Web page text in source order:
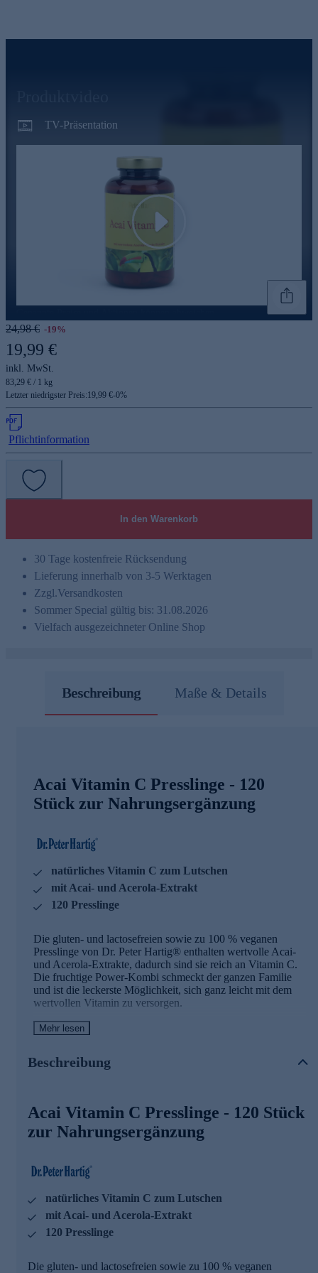
TV-Präsentation
Play
24,98 € -19%
19,99 €
inkl. MwSt.
83,29 € / 1 kg
Letzter niedrigster Preis:19,99 €-0%
Pflichtinformation
In den Warenkorb
30 Tage kostenfreie Rücksendung
Lieferung innerhalb von 3-5 Werktagen
Zzgl.Versandkosten
Sommer Special gültig bis: 31.08.2026
Vielfach ausgezeichneter Online Shop
Beschreibung Maße & Details
Acai Vitamin C Presslinge - 120
Stück zur Nahrungsergänzung
natürliches Vitamin C zum Lutschen
mit Acai- und Acerola-Extrakt
120 Presslinge
Die gluten- und lactosefreien sowie zu 100 % veganen
Presslinge von Dr. Peter Hartig® enthalten wertvolle Acai-
und Acerola-Extrakte, dadurch sind sie reich an Vitamin C.
Die fruchtige Power-Kombi schmeckt der ganzen Familie
und ist die leckerste Möglichkeit, sich ganz leicht mit dem
wertvollen Vitamin zu versorgen.
Nur ein Pressling pro Tag reicht für den Dauerverzehr.
reichen also für bis zu vier Monate.
ausgezeichnet mit allen weiteren Dr. Peter Hartig®
Produkten kombinieren, insbesondere mit
„Schwarzkümmelöl“, „Spirulina Zink“, „Ingwer Spezial“
Vitamin C trägt zu einer normalen Funktion des
Immunsystems bei
Vitamin C trägt dazu bei, die Zellen vor oxidativem
Vitamin C trägt zur Verringerung von Müdigkeit und
Mehr lesen
Beschreibung
Acai Vitamin C Presslinge - 120 Stück
zur Nahrungsergänzung
natürliches Vitamin C zum Lutschen
mit Acai- und Acerola-Extrakt
120 Presslinge
Die gluten- und lactosefreien sowie zu 100 % veganen